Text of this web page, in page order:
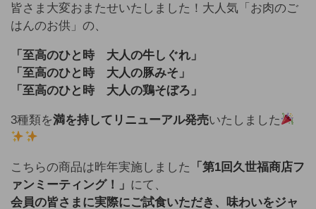
皆さま大変おまたせいたしました！大人気「お肉のご
はんのお供」の、
「至高のひと時 大人の牛しぐれ」
「至高のひと時 大人の豚みそ」
「至高のひと時 大人の鶏そぼろ」
3種類を満を持してリニューアル発売いたしました
こちらの商品は昨年実施しました
「第1回久世福商店フ
ァンミーティング！」 にて、
会員の皆さまに実際にご試食いただき、味わいをジャ